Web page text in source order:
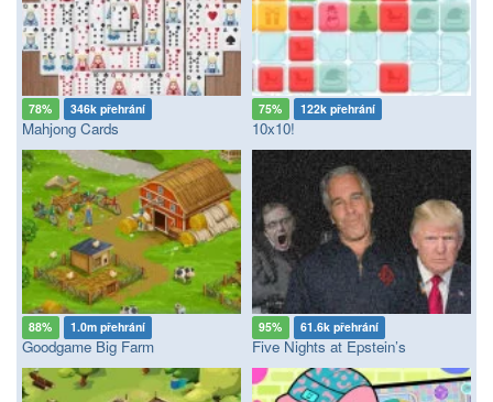
78% 346k přehrání
Mahjong Cards
75% 122k přehrání
10x10!
88% 1.0m přehrání
Goodgame Big Farm
95% 61.6k přehrání
Five Nights at Epstein’s